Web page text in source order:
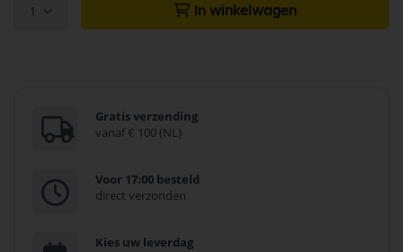
1 In winkelwagen
Gratis verzending
vanaf € 100 (NL)
Voor 17:00 besteld
direct verzonden
Kies uw leverdag